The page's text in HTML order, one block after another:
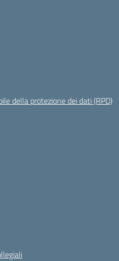
della protezione dei dati (RPD)